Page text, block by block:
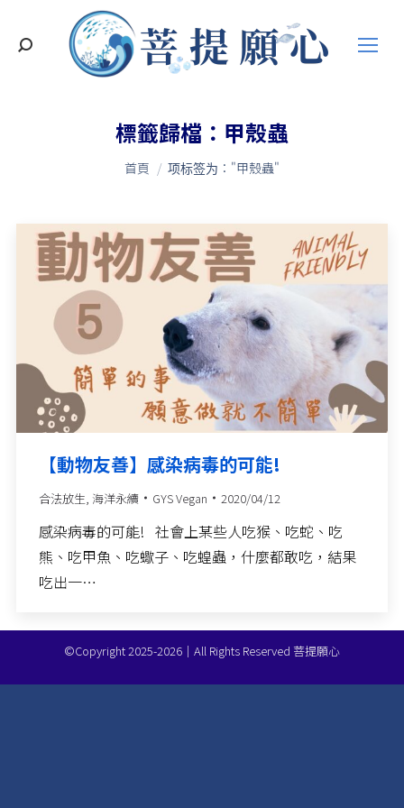
搜
標籤歸檔： 甲殼蟲
您在這裡：
首頁 项标签为："甲殼蟲"
【動物友善】感染病毒的可能!
合法放生, 海洋永續 GYS Vegan 2020/04/12
​感染病毒的可能! 社會上某些人吃猴、吃蛇、吃
熊、吃甲魚、吃蠍子、吃蝗蟲，什麼都敢吃，結果
吃出一…
©Copyright 2025-2026｜All Rights Reserved 菩提願心